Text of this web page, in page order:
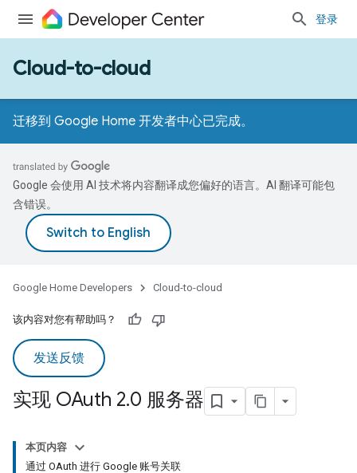
登录
Cloud-to-cloud
迁移到 Google Home 开发者中心已完成。
Google 会使用 AI 技术将内容翻译成您偏好的语言。AI 翻译可能包
含错误。
Google Home Developers Cloud-to-cloud
该内容对您有帮助吗？
发送反馈
实现 OAuth 2.0 服务器
本页内容
通过 OAuth 进行 Google 账号关联